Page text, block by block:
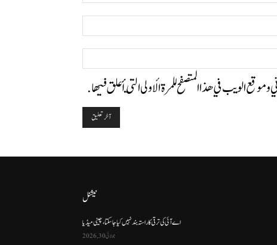
البريد
الإلكتروني:*
الموقع:
وموقع الويب في هذا المتصفح للمرة الأولى التي أعلق فيها.
نیشنل
اے آئی کی ترقی کا راستہ بند نہیں کیا جا سکتا، چینی میڈیا
جولائی 30, 2026